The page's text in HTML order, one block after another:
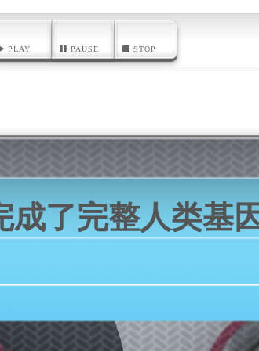
PLAY PAUSE STOP
成了完整人类基